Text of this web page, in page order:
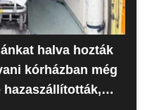
halva hozták
kórházban még
hazaszállították,